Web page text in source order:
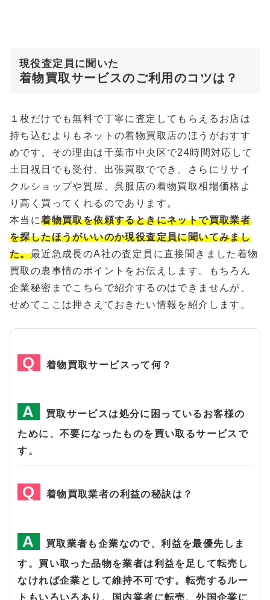
現役査定員に聞いた
着物買取サービスのご利用のコツは？
１枚だけでも無料で丁寧に査定してもらえるお店は
持ち込むよりもネットの着物買取店のほうがおすす
めです。その理由は千葉市中央区で24時間対応して
土日祝日でも受付、出張買取ででき、さらにリサイ
クルショップや質屋、呉服店の着物買取相場価格よ
り高く買ってくれるのであります。
本当に着物買取を依頼するときにネットで買取業者
を探したほうがいいのか現役査定員に聞いてみまし
た。最近急成長のA社の査定員に直接聞きました着物
買取の裏事情のポイントをお伝えします。もちろん
企業秘密までこちらで紹介するのはできませんが、
せめてここは押さえておきたい情報を紹介します。
着物買取サービスって何？
買取サービスは処分に困っているお客様の
ために、不要になったものを買い取るサービスで
す。
着物買取業者の利益の秘訣は？
買取業者も企業なので、利益を最優先しま
す。買い取った品物を業者は利益を足して転売し
なければ企業として維持不可です。転売するルー
トもいろいろあり、国内業者に転売、外国企業に